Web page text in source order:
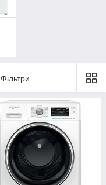
Фільтри